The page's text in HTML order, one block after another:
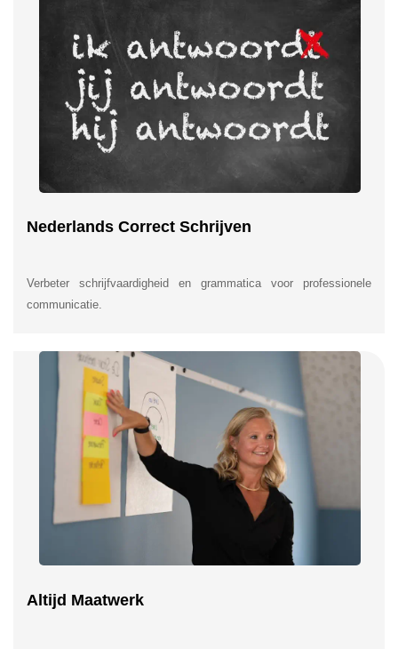
Nederlands Correct Schrijven
Verbeter schrijfvaardigheid en grammatica voor professionele
communicatie.
Altijd Maatwerk